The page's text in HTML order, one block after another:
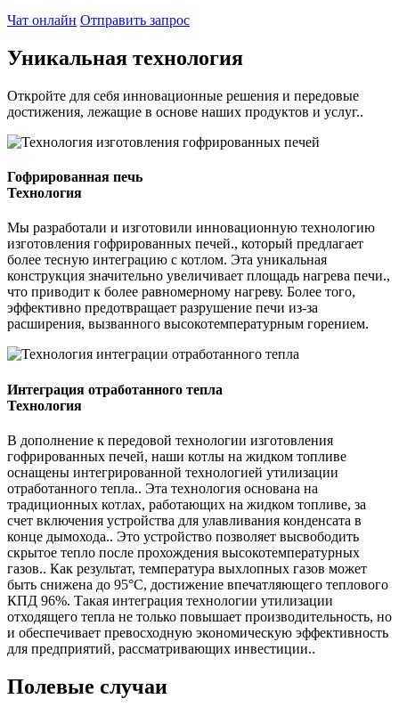
Чат онлайн Отправить запрос
Уникальная технология
Откройте для себя инновационные решения и передовые
достижения, лежащие в основе наших продуктов и услуг..
Гофрированная печь
Технология
Мы разработали и изготовили инновационную технологию
изготовления гофрированных печей., который предлагает
более тесную интеграцию с котлом. Эта уникальная
конструкция значительно увеличивает площадь нагрева печи.,
что приводит к более равномерному нагреву. Более того,
эффективно предотвращает разрушение печи из-за
расширения, вызванного высокотемпературным горением.
Интеграция отработанного тепла
Технология
В дополнение к передовой технологии изготовления
гофрированных печей, наши котлы на жидком топливе
оснащены интегрированной технологией утилизации
отработанного тепла.. Эта технология основана на
традиционных котлах, работающих на жидком топливе, за
счет включения устройства для улавливания конденсата в
конце дымохода.. Это устройство позволяет высвободить
скрытое тепло после прохождения высокотемпературных
газов.. Как результат, температура выхлопных газов может
быть снижена до 95°C, достижение впечатляющего теплового
КПД 96%. Такая интеграция технологии утилизации
отходящего тепла не только повышает производительность, но
и обеспечивает превосходную экономическую эффективность
для предприятий, рассматривающих инвестиции..
Полевые случаи